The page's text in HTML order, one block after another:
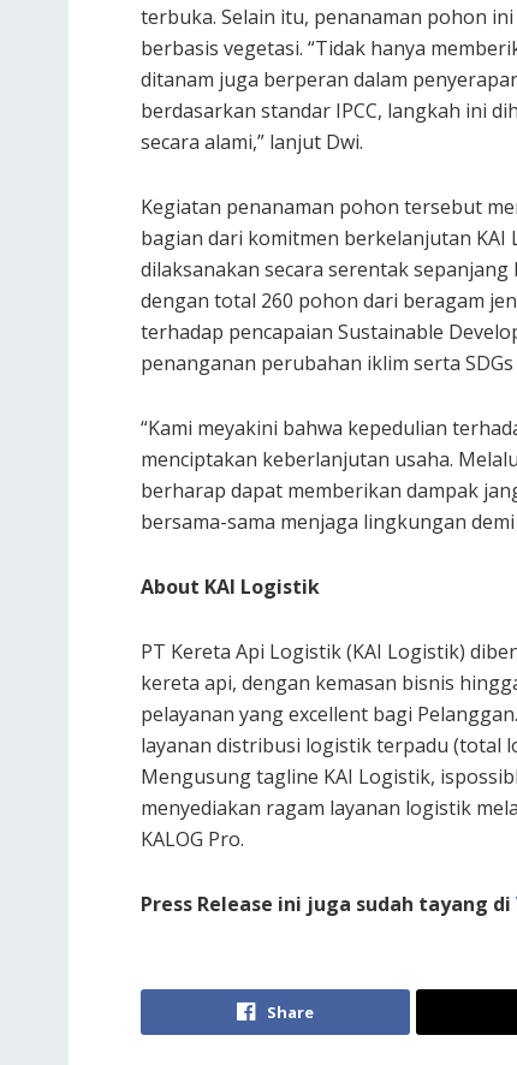
terbuka. Selain itu, penanaman pohon
berbasis vegetasi. “Tidak hanya
ditanam juga berperan dalam
berdasarkan standar IPCC, langkah ini
secara alami,” lanjut Dwi.
Kegiatan penanaman pohon tersebut
bagian dari komitmen berkelanjutan KAI
dilaksanakan secara serentak
dengan total 260 pohon dari beragam
terhadap pencapaian Sustainable
penanganan perubahan iklim serta
“Kami meyakini bahwa kepedulian
menciptakan keberlanjutan usaha.
berharap dapat memberikan dampak
bersama-sama menjaga lingkungan
About KAI Logistik
PT Kereta Api Logistik (KAI Logistik)
kereta api, dengan kemasan bisnis
pelayanan yang excellent bagi
layanan distribusi logistik terpadu (total
Mengusung tagline KAI Logistik,
menyediakan ragam layanan logistik
KALOG Pro.
Press Release ini juga sudah tayang di
Share